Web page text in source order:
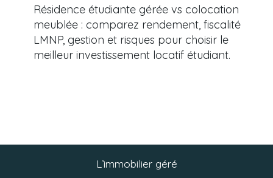
Résidence étudiante gérée vs colocation
meublée : comparez rendement, fiscalité
LMNP, gestion et risques pour choisir le
meilleur investissement locatif étudiant.
L’immobilier géré